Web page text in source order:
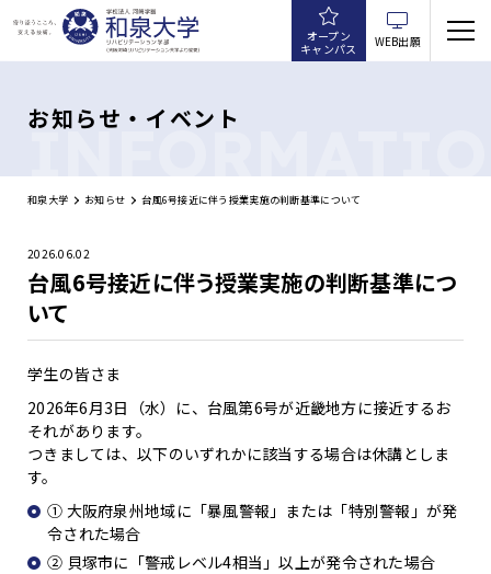
オープン
キャンパス
WEB出願
お知らせ・イベント
和泉大学 お知らせ 台風6号接近に伴う授業実施の判断基準について
2026.06.02
台風6号接近に伴う授業実施の判断基準につ
いて
学生の皆さま
2026年6月3日（水）に、台風第6号が近畿地方に接近するお
それがあります。
つきましては、以下のいずれかに該当する場合は休講としま
す。
① 大阪府泉州地域に「暴風警報」または「特別警報」が発
令された場合
② 貝塚市に「警戒レベル4相当」以上が発令された場合